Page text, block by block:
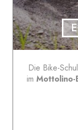
Die Bike-
im Mottolino-